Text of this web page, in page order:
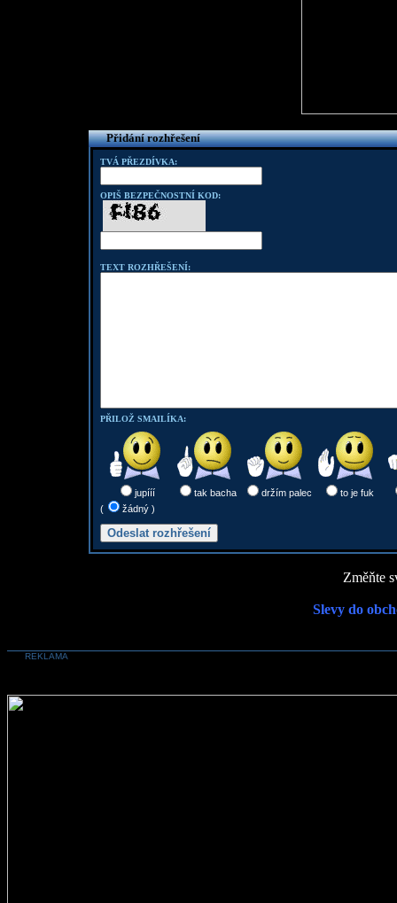
Přidání rozhřešení
TVÁ PŘEZDÍVKA:
OPIŠ BEZPEČNOSTNÍ KOD:
TEXT ROZHŘEŠENÍ:
PŘILOŽ SMAILÍKA:
jupííí tak bacha držím palec
to je fuk
(
žádný )
Změňte
Slevy do
REKLAMA